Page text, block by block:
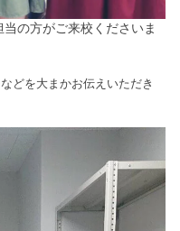
の方がご来校くださいま
どを大まかお伝えいただき